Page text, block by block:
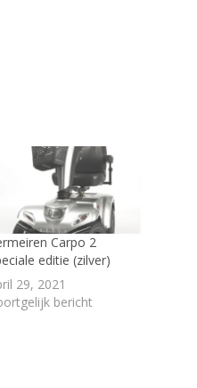
Carpo 2
editie (zilver)
29, 2021
bericht